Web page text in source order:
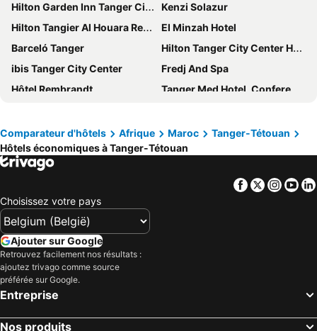
Hilton Garden Inn Tanger City Center
Kenzi Solazur
Hilton Tangier Al Houara Resort & Spa
El Minzah Hotel
Barceló Tanger
Hilton Tanger City Center Hotel & Residences
ibis Tanger City Center
Fredj And Spa
Hôtel Rembrandt
Tanger Med Hotel, Conference & Catering
Grand Mogador Sea View & Spa
Grand Hotel Villa de France
Hotel Etoile Du Nord
Mövenpick Hotel & Casino Malabata Tanger
UMH Tarik Hotel
Hotel Tanjah Flandria
Hotel Mauritania Center Tangier
Hotel Chellah
Hotel Andalucia Golf & Spa Tanger
Fairmont Tazi Palace Tangier
Hotel Palace
Hotel El Djenina
Free Zone Hotel
Comparateur d'hôtels Afrique Maroc
Tanger-Tétouan
Hôtels économiques à Tanger-Tétouan
Facebook
Twitter
Choisissez votre pays
Ajouter sur Google
Retrouvez facilement nos résultats :
ajoutez trivago comme source
préférée sur Google.
Entreprise
Nos produits